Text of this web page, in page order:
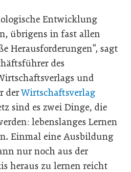
Entwicklung
übrigens in fast allen
Herausforderungen“, sagt
des
und
derWirtschaftsverlag
sind es zwei Dinge, die
lebenslanges Lernen
Einmal eine Ausbildung
nur noch aus der
heraus zu lernen reicht